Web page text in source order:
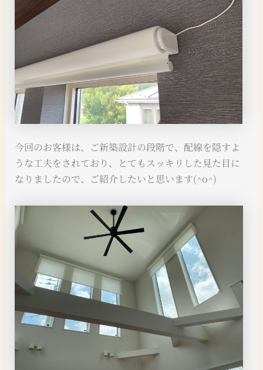
今回のお客様は、ご新築設計の段階で、配線を隠すよ
うな工夫をされており、とてもスッキリした見た目に
なりましたので、ご紹介したいと思います(^o^)